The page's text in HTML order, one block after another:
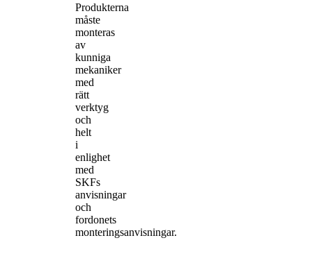
Produkterna
måste
monteras
av
kunniga
mekaniker
med
rätt
verktyg
och
helt
i
enlighet
med
SKFs
anvisningar
och
fordonets
monteringsanvisningar.